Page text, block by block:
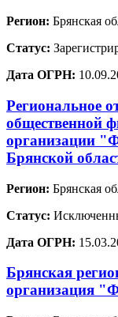
Регион: Брянская
Статус:
Дата ОГРН:
Региональное
общественной
организации
Брянской
Регион: Брянская
Статус:
Дата ОГРН:
Брянская
организация